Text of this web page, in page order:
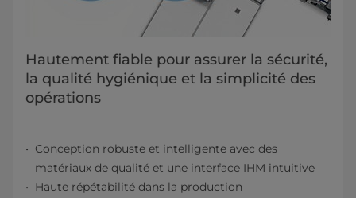
Hautement fiable pour assurer la sécurité,
la qualité hygiénique et la simplicité des
opérations
Conception robuste et intelligente avec des
matériaux de qualité et une interface IHM intuitive
Haute répétabilité dans la production